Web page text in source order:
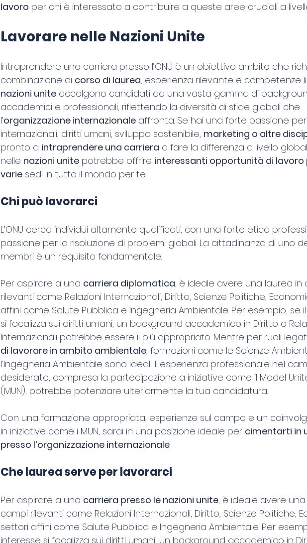
lavoro per chi è interessato a contribuire a queste aree cruciali a
Lavorare nelle Nazioni Unite
Intraprendere una carriera presso l’ONU è un obiettivo ambito che
combinazione di corso di laurea, esperienza rilevante e competenze
nazioni unite accolgono candidati da una vasta gamma di
accademici e professionali, riflettendo la diversità di sfide globali che
l’organizzazione internazionale affronta. Se hai una forte passione
internazionali, diritti umani, sviluppo sostenibile, marketing o altre
pronto a intraprendere una carriera a fare la differenza a livello
nelle nazioni unite potrebbe offrire interessanti opportunità di lavoro
varie sedi in tutto il mondo per te.
Chi può lavorarci
L’ONU cerca individui altamente qualificati, con una forte etica
passione per la risoluzione di problemi globali. La cittadinanza di uno
membri è un requisito fondamentale.
Per aspirare a una carriera diplomatica, è ideale avere una laurea in
rilevanti come Relazioni Internazionali, Diritto, Scienze Politiche,
affini come Salute Pubblica e Ingegneria Ambientale. Per esempio, se
si focalizza sui diritti umani, un background accademico in Diritto o
Internazionali potrebbe essere il più appropriato. Mentre per ruoli
di lavorare in ambito ambientale, formazioni come le Scienze
l’Ingegneria Ambientale sono ideali. L’esperienza professionale nel
desiderato, compresa la partecipazione a iniziative come il Model
(MUN), potrebbe potenziare ulteriormente la tua candidatura.
Con una formazione appropriata, esperienze sul campo e un
in iniziative come i MUN, sarai in una posizione ideale per cimentarti in
presso l’organizzazione internazionale.
Che laurea serve per lavorarci
Per aspirare a una carriera presso le nazioni unite, è ideale avere
campi rilevanti come Relazioni Internazionali, Diritto, Scienze Politiche,
settori affini come Salute Pubblica e Ingegneria Ambientale. Per
interesse si focalizza sui diritti umani, un background accademico in